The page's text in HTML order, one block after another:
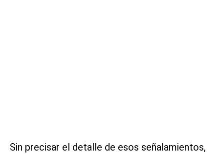
Sin precisar el detalle de esos señalamientos,